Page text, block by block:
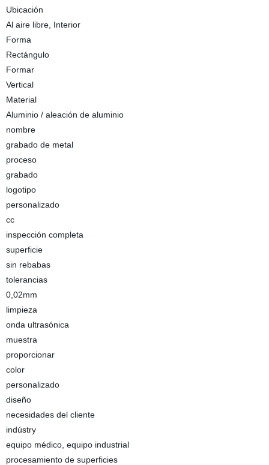
Ubicación
Al aire libre, Interior
Forma
Rectángulo
Formar
Vertical
Material
Aluminio / aleación de aluminio
nombre
grabado de metal
proceso
grabado
logotipo
personalizado
cc
inspección completa
superficie
sin rebabas
tolerancias
0,02mm
limpieza
onda ultrasónica
muestra
proporcionar
color
personalizado
diseño
necesidades del cliente
indústry
equipo médico, equipo industrial
procesamiento de superficies